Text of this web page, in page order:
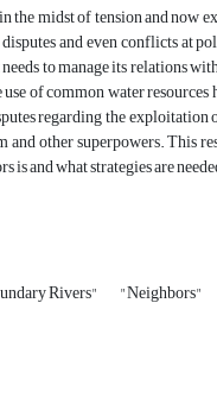
the midst of tension and
and even conflicts at
to manage its relations
of common water
regarding the
other superpowers. This
is and what strategies are
Rivers" "Neighbors"